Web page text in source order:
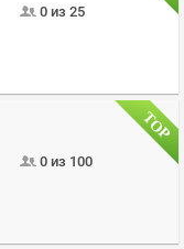
0 из 25
0 из 100